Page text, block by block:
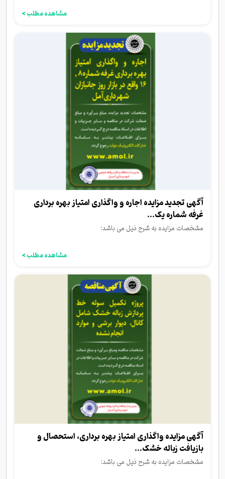
مشاهده مطلب >
آگهی تجدید مزایده اجاره و واگذاری امتیاز بهره برداری
غرفه شماره یک...
مشخصات مزایده به شرح ذیل می باشد:
مشاهده مطلب >
آگهی مزایده واگذاری امتیاز بهره برداری، استحصال و
بازیافت زباله خشک...
مشخصات مزایده به شرح ذیل می باشد: